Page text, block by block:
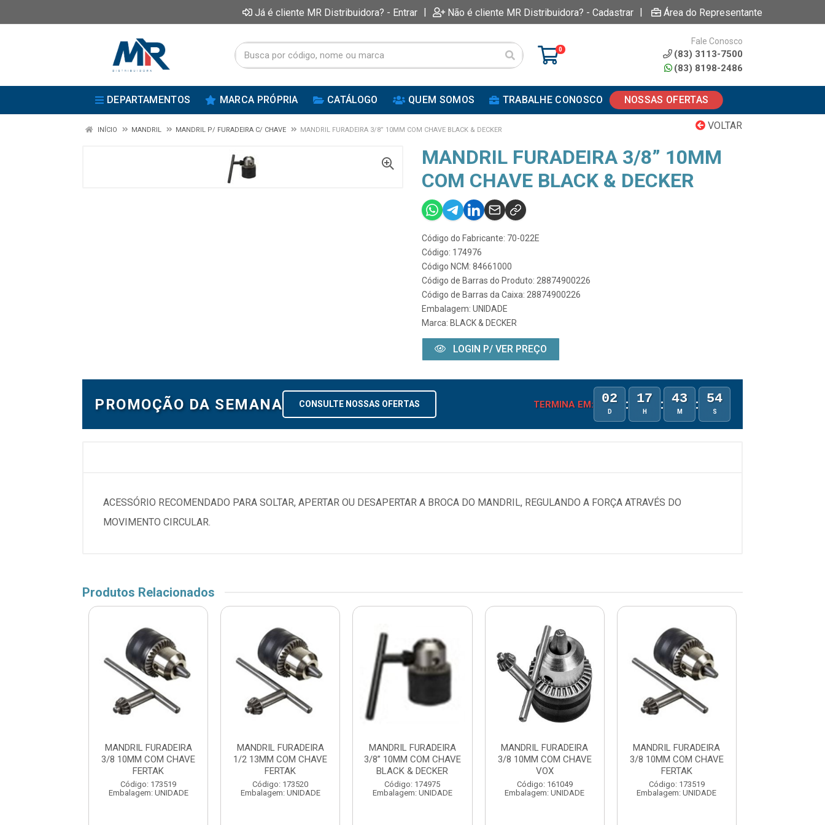
Já é cliente MR Distribuidora? - Entrar | Não é cliente MR Distribuidora? - Cadastrar | Área do Representante
0
Fale Conosco
(83) 3113-7500
(83) 8198-2486
DEPARTAMENTOS MARCA PRÓPRIA CATÁLOGO QUEM SOMOS TRABALHE CONOSCO NOSSAS OFERTAS
VOLTAR
INÍCIO MANDRIL MANDRIL P/ FURADEIRA C/ CHAVE MANDRIL FURADEIRA 3/8” 10MM COM CHAVE BLACK & DECKER
MANDRIL FURADEIRA 3/8” 10MM
COM CHAVE BLACK & DECKER
Código do Fabricante: 70-022E
Código: 174976
Código NCM: 84661000
Código de Barras do Produto: 28874900226
Código de Barras da Caixa: 28874900226
Embalagem: UNIDADE
Marca: BLACK & DECKER
LOGIN P/ VER PREÇO
PROMOÇÃO DA SEMANA CONSULTE NOSSAS OFERTAS TERMINA EM: 02
D : 17
H : 43
M : 54
S
ACESSÓRIO RECOMENDADO PARA SOLTAR, APERTAR OU DESAPERTAR A BROCA DO MANDRIL, REGULANDO A FORÇA ATRAVÉS DO
MOVIMENTO CIRCULAR.
Produtos Relacionados
MANDRIL FURADEIRA
3/8 10MM COM CHAVE
FERTAK
Código: 173519
Embalagem: UNIDADE
MANDRIL FURADEIRA
1/2 13MM COM CHAVE
FERTAK
Código: 173520
Embalagem: UNIDADE
MANDRIL FURADEIRA
3/8” 10MM COM CHAVE
BLACK & DECKER
Código: 174975
Embalagem: UNIDADE
MANDRIL FURADEIRA
3/8 10MM COM CHAVE
VOX
Código: 161049
Embalagem: UNIDADE
MANDRIL FURADEIRA
3/8 10MM COM CHAVE
FERTAK
Código: 173519
Embalagem: UNIDADE